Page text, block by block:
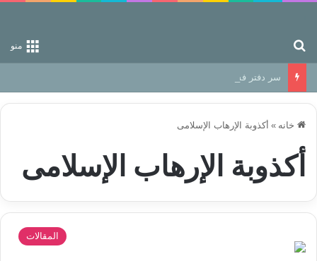
منو
سر دفتر فساد در زمین‌، دوری وکناره‌گیری از راه خداست‌!
خانه » أکذوبة الإرهاب الإسلامی
أکذوبة الإرهاب الإسلامی
المقالات